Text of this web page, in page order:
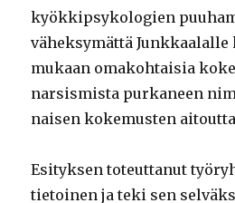
kyökkipsykologien
väheksymättä
mukaan omakohtaisia
narsismista purkaneen
naisen kokemusten
Esityksen toteuttanut
tietoinen ja teki sen